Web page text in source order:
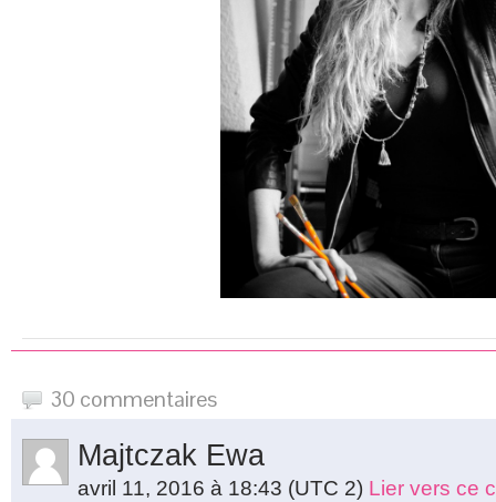
30 commentaires
Majtczak Ewa
avril 11, 2016 à 18:43 (UTC 2) Lier vers ce